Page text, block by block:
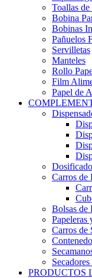
Toallas de
Bobina
Bobinas
Pañuelos
Servilletas
Manteles
Rollo
Film
Papel de
Carros de
Bolsas de
Papeleras
Carros de
PRODUCTOS